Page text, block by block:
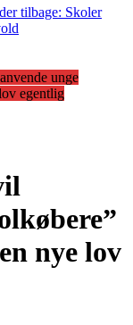
tilbage: Skoler
unge
egentlig
nye lov